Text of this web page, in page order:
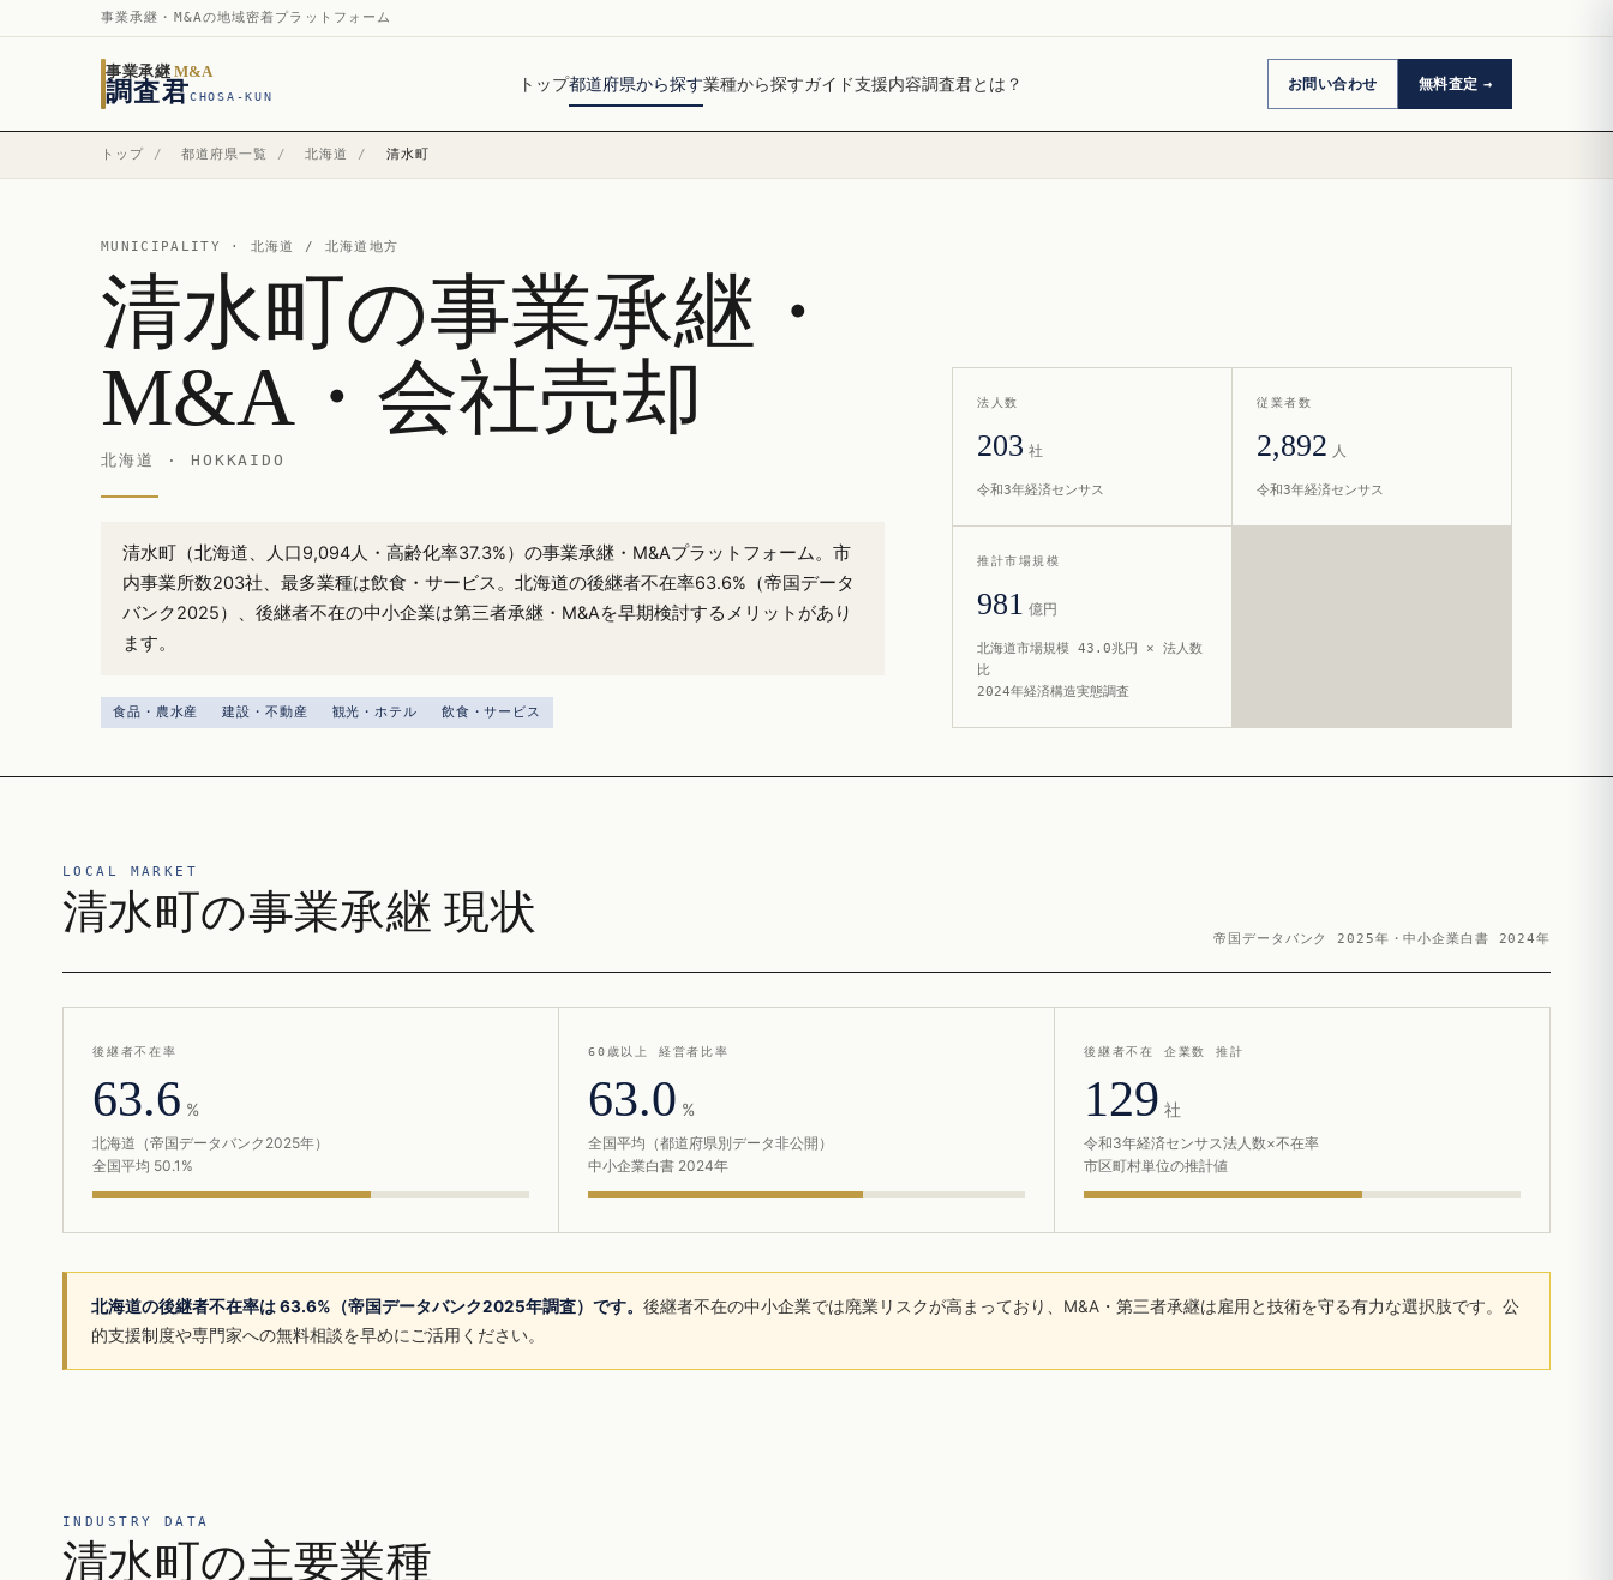
事業承継・M&Aの地域密着プラットフォーム
事業承継 M&A
調査君CHOSA-KUN
トップ都道府県から探す業種から探すガイド支援内容調査君とは？ お問い合わせ 無料査定
トップ / 都道府県一覧 / 北海道 / 清水町
MUNICIPALITY · 北海道 / 北海道地方
清水町の事業承継・
M&A・会社売却
北海道 · HOKKAIDO
清水町（北海道、人口9,094人・高齢化率37.3%）の事業承継・M&Aプラットフォーム。市
内事業所数203社、最多業種は飲食・サービス。北海道の後継者不在率63.6%（帝国データ
バンク2025）、後継者不在の中小企業は第三者承継・M&Aを早期検討するメリットがあり
ます。
食品・農水産 建設・不動産 観光・ホテル 飲食・サービス
法人数
203 社
令和3年経済センサス
従業者数
2,892 人
令和3年経済センサス
推計市場規模
981 億円
北海道市場規模 43.0兆円 × 法人数
比
2024年経済構造実態調査
LOCAL MARKET
清水町の事業承継 現状
帝国データバンク 2025年・中小企業白書 2024年
後継者不在率
63.6 %
北海道（帝国データバンク2025年）
全国平均 50.1%
60歳以上 経営者比率
63.0 %
全国平均（都道府県別データ非公開）
中小企業白書 2024年
後継者不在 企業数 推計
129 社
令和3年経済センサス法人数×不在率
市区町村単位の推計値
北海道の後継者不在率は 63.6%（帝国データバンク2025年調査）です。 後継者不在の中小企業では廃業リスクが高まっており、M&A・第三者承継は雇用と技術を守る有力な選択肢です。公
的支援制度や専門家への無料相談を早めにご活用ください。
INDUSTRY DATA
清水町の主要業種